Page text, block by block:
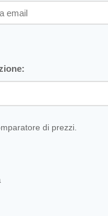
di prezzi.